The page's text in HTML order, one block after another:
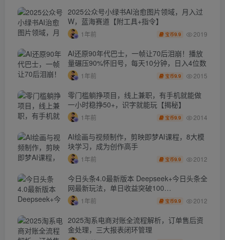
2025公众号小绿书AI治愈图片领域，月入过
W，蓝海赛道【附工具+指令】
1年前 宝币9.9 2019
AI还原90年代巴士，一帧让70后泪崩！播放
量碾压90%怀旧号，每天10分钟，日入4位数
1年前 宝币9.9 2015
零门槛躺挣项目，线上兼职，有手机就能做
一小时稳挣50+，识字就能玩【揭秘】
1年前 宝币9.9 2014
AI绘画与视频制作，剪映即梦AI课程，8大模
块学习，成为创作高手
1年前 宝币9.9 2012
今日头条4.0最新版本 Deepseek+今日头条全
网最新玩法，单日收益突破100…
1年前 宝币9.9 2012
2025淘系电商对账全流程解析，订单售后资
金处理，三大报表闭环管理